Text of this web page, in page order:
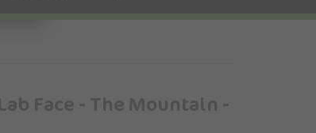
Face - The Mountain -